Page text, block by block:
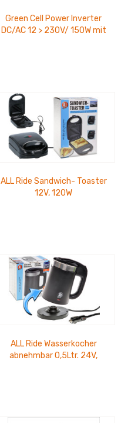
Green Cell Power Inverter
DC/AC 12 > 230V/ 150W mit
ALL Ride Sandwich- Toaster
12V, 120W
ALL Ride Wasserkocher
abnehmbar 0,5Ltr. 24V,